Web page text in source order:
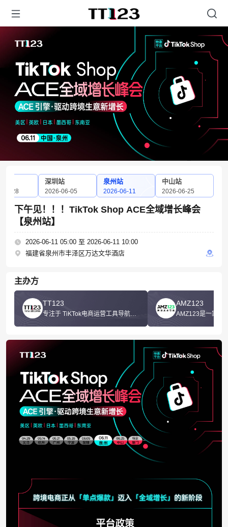
05-28
深圳站
2026-06-05
泉州站
2026-06-11
中山站
2026-06-25
下午见！！！TikTok Shop ACE全域增长峰会
【泉州站】
2026-06-11 05:00 至 2026-06-11 10:00
福建省泉州市丰泽区万达文华酒店
主办方
TT123
专注于 TiKTok电商运营工具导航门
下盛会，赋能TikTok商家跨境航
AMZ123
AMZ123是一家专